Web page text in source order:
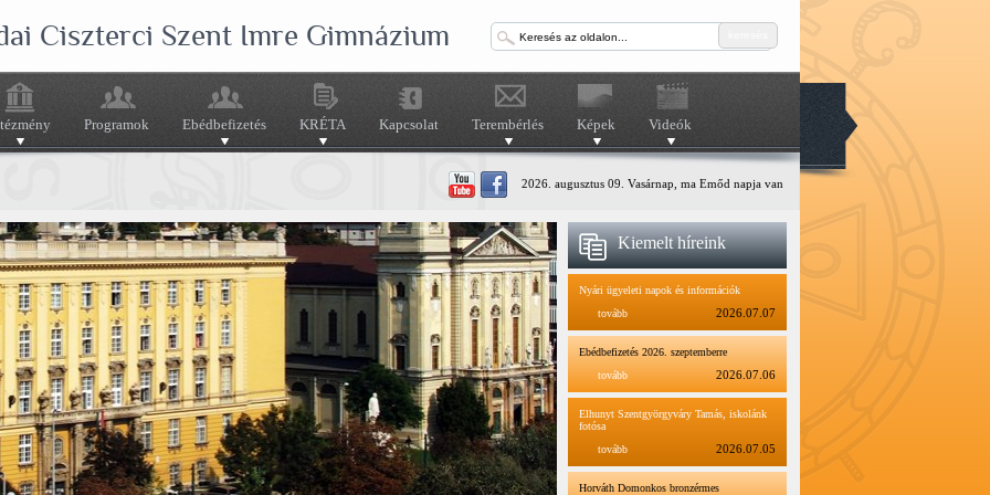
Ciszterci Szent Imre Gimnázium
Programok Ebédbefizetés KRÉTA Kapcsolat Terembérlés Képek Videók
2026. augusztus 09. Vasárnap, ma Emőd napja van
Kiemelt híreink
Nyári ügyeleti napok és információk
tovább
2026.07.07
Ebédbefizetés 2026. szeptemberre
tovább
2026.07.06
Elhunyt Szentgyörgyváry Tamás, iskolánk
fotósa
tovább
2026.07.05
Horváth Domonkos bronzérmes